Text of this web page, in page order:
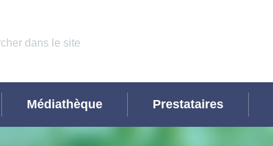
Médiathèque Prestataires